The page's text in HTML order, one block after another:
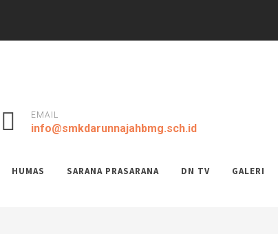
EMAIL
info@smkdarunnajahbmg.sch.id
HUMAS SARANA PRASARANA DN TV GALERI